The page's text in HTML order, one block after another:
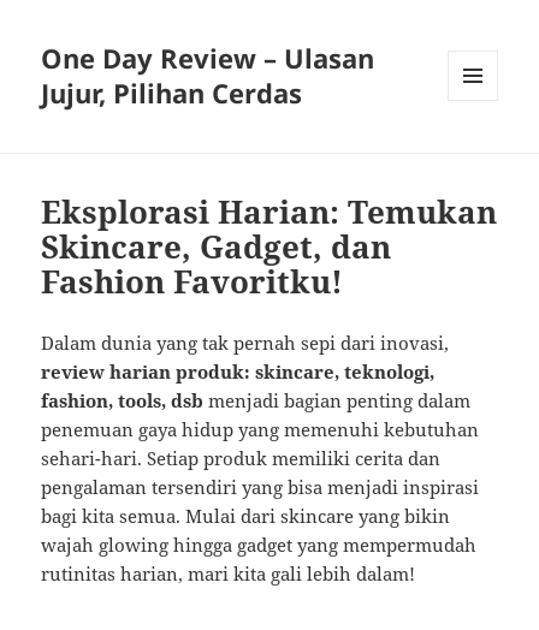
One Day Review – Ulasan
Jujur, Pilihan Cerdas
Eksplorasi Harian: Temukan
Skincare, Gadget, dan
Fashion Favoritku!
Dalam dunia yang tak pernah sepi dari inovasi,
review harian produk: skincare, teknologi,
fashion, tools, dsb menjadi bagian penting dalam
penemuan gaya hidup yang memenuhi kebutuhan
sehari-hari. Setiap produk memiliki cerita dan
pengalaman tersendiri yang bisa menjadi inspirasi
bagi kita semua. Mulai dari skincare yang bikin
wajah glowing hingga gadget yang mempermudah
rutinitas harian, mari kita gali lebih dalam!